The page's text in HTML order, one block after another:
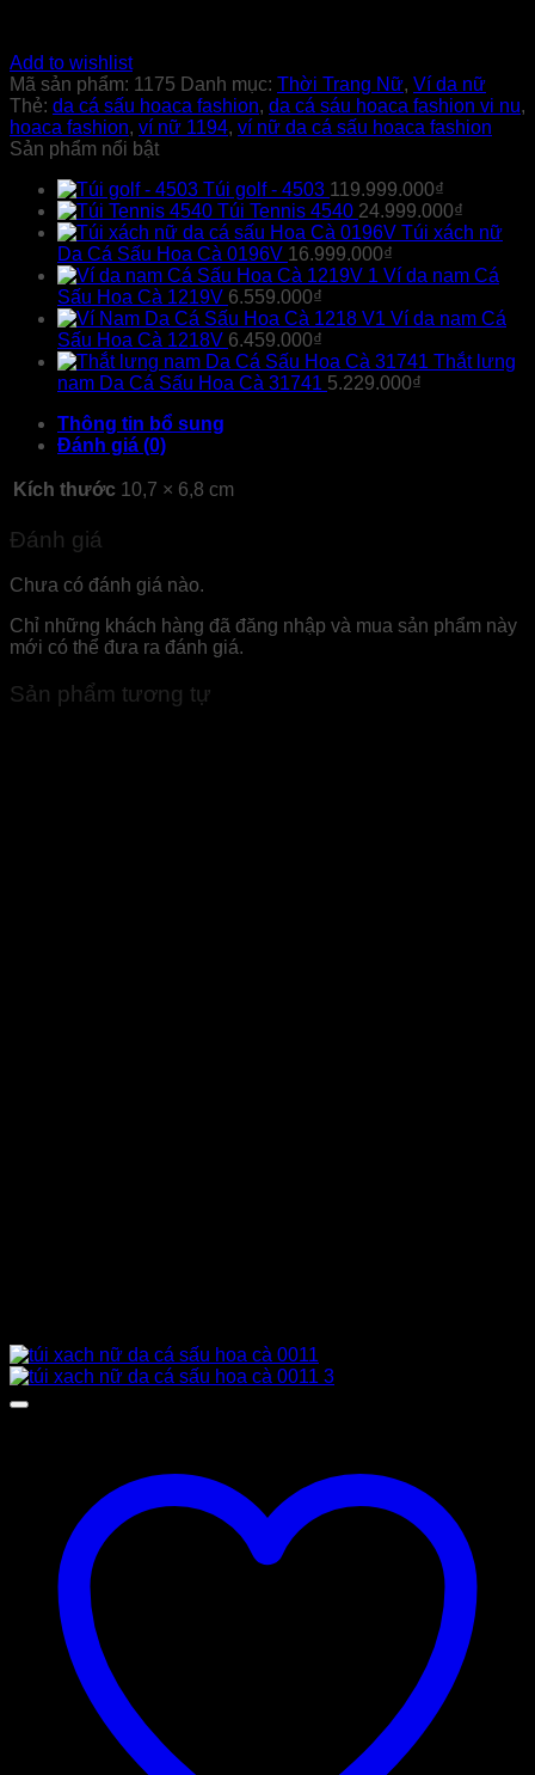
Add to wishlist
Mã sản phẩm: 1175 Danh mục: Thời Trang Nữ, Ví da nữ
Thẻ: da cá sấu hoaca fashion, da cá sáu hoaca fashion vi nu,
hoaca fashion, ví nữ 1194, ví nữ da cá sấu hoaca fashion
Sản phẩm nổi bật
Túi golf - 4503 119.999.000₫
Túi Tennis 4540 24.999.000₫
Túi xách nữ
Da Cá Sấu Hoa Cà 0196V 16.999.000₫
Ví da nam Cá
Sấu Hoa Cà 1219V 6.559.000₫
Ví da nam Cá
Sấu Hoa Cà 1218V 6.459.000₫
Thắt lưng
nam Da Cá Sấu Hoa Cà 31741 5.229.000₫
Thông tin bổ sung
Đánh giá (0)
Kích thước 10,7 × 6,8 cm
Đánh giá
Chưa có đánh giá nào.
Chỉ những khách hàng đã đăng nhập và mua sản phẩm này
mới có thể đưa ra đánh giá.
Sản phẩm tương tự